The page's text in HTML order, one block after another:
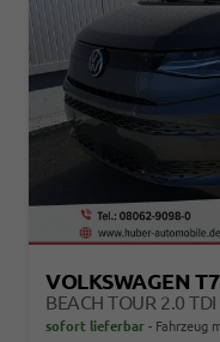
VOLKSWAGEN
BEACH TOUR 2.0 TDI
sofort lieferbar Fahrzeug